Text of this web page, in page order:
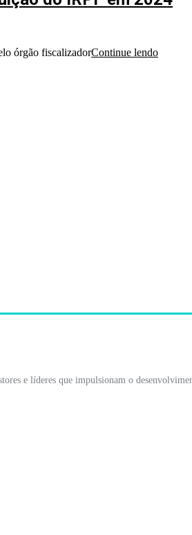
órgão fiscalizadorContinue lendo
e líderes que impulsionam o